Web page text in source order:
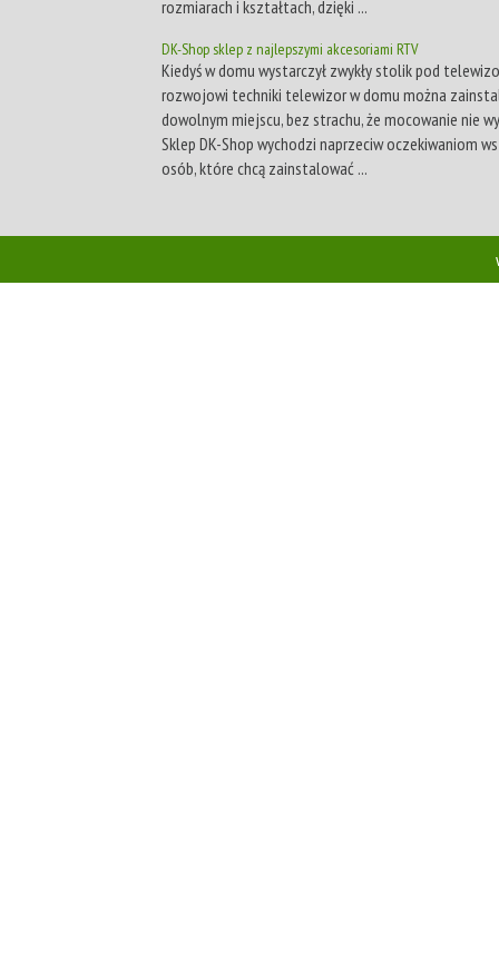
rozmiarach i kształtach, dzięki ...
DK-Shop sklep z najlepszymi akcesoriami RTV
Kiedyś w domu wystarczył zwykły stolik pod
rozwojowi techniki telewizor w domu można
dowolnym miejscu, bez strachu, że mocowanie nie
Sklep DK-Shop wychodzi naprzeciw oczekiwaniom
osób, które chcą zainstalować ...